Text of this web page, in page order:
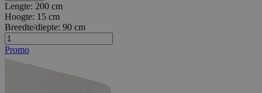
Lengte: 200 cm
Hoogte: 15 cm
Breedte/diepte: 90 cm
Promo